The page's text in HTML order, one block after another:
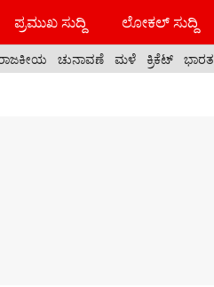
ಪ್ರಮುಖ ಸುದ್ದಿ ಲೋಕಲ್ ಸುದ್ದಿ
ಚುನಾವಣೆ ಮಳೆ ಕ್ರಿಕೆಟ್ ಭಾರತ